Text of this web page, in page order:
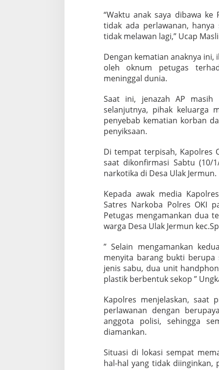
“Waktu anak saya dibawa
tidak ada perlawanan,
tidak melawan lagi,” Ucap
Dengan kematian anaknya
oleh oknum petugas
meninggal dunia.
Saat ini, jenazah AP masih
selanjutnya, pihak keluarga
penyebab kematian korban
penyiksaan.
Di tempat terpisah, Kapolres
saat dikonfirmasi Sabtu (10/
narkotika di Desa Ulak Jermun.
Kepada awak media
Satres Narkoba Polres OKI
Petugas mengamankan dua
warga Desa Ulak Jermun
” Selain mengamankan
menyita barang bukti
jenis sabu, dua unit
plastik berbentuk sekop ”
Kapolres menjelaskan, saat
perlawanan dengan
anggota polisi, sehingga
diamankan.
Situasi di lokasi sempat
hal-hal yang tidak diinginkan,